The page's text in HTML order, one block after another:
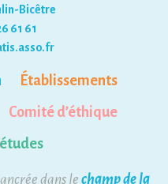
Bicêtre
61 61
Établissements
Comité d’éthique
dans lechamp de la